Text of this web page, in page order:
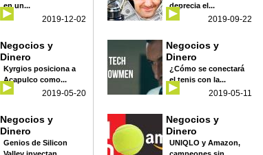
en un...
2019-12-02
deprecia el...
2019-09-22
Negocios y
Dinero
Kyrgios posiciona a
Acapulco como...
2019-05-20
Negocios y
Dinero
¿Cómo se conectará
el tenis con la...
2019-05-11
Negocios y
Dinero
Genios de Silicon
Negocios y
Dinero
UNIQLO y Amazon,